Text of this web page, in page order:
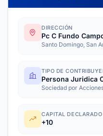
DIRECCIÓN
Pc C Fundo
Santo Domingo, San
TIPO DE
Persona Juridica
Sociedad por
CAPITAL DECLARADO
+10